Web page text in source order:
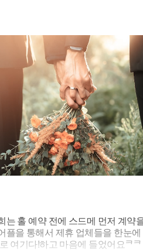
홀 예약 전에 스드메 먼저 계약
을 통해서 제휴 업체들을 한눈에
여기다!하고 마음에 들었어요ᄏᄏ